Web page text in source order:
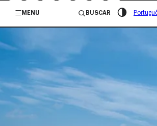
/governosp
MENU
BUSCAR